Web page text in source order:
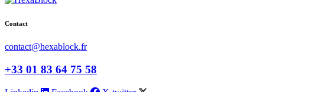
Contact
contact@hexablock.fr
+33 01 83 64 75 58